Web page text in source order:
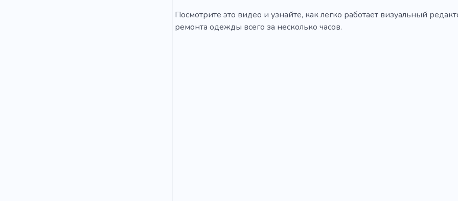
Посмотрите это видео и узнайте, как легко работает визуальный
ремонта одежды всего за несколько часов.